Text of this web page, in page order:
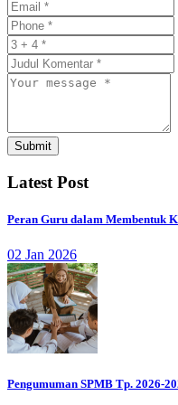
Submit
Latest Post
Peran Guru dalam Membentuk
02 Jan 2026
Pengumuman SPMB Tp. 2026-